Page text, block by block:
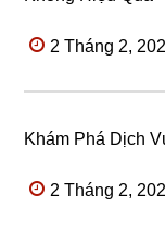
2 Tháng 2,
Khám Phá Dịch
2 Tháng 2,